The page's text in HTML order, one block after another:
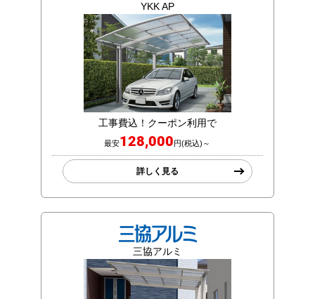
YKK AP
工事費込！クーポン利用で
最安128,000円(税込)～
詳しく見る
三協アルミ